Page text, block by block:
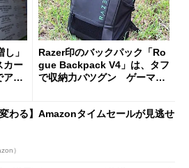
」
カー
アキ
Razer印のバックパック「Ro
gue Backpack V4」は、タフ
で収納力バツグン ゲーマー
変わる】Amazonタイムセールが見逃せ
）